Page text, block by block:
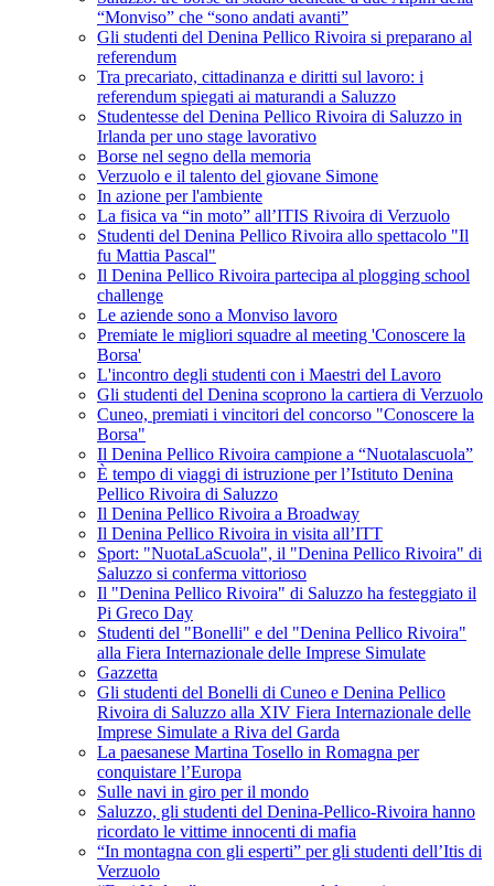
“Monviso” che “sono andati avanti”
Gli studenti del Denina Pellico Rivoira si preparano al
referendum
Tra precariato, cittadinanza e diritti sul lavoro: i
referendum spiegati ai maturandi a Saluzzo
Studentesse del Denina Pellico Rivoira di Saluzzo in
Irlanda per uno stage lavorativo
Borse nel segno della memoria
Verzuolo e il talento del giovane Simone
In azione per l'ambiente
La fisica va “in moto” all’ITIS Rivoira di Verzuolo
Studenti del Denina Pellico Rivoira allo spettacolo "Il
fu Mattia Pascal"
Il Denina Pellico Rivoira partecipa al plogging school
challenge
Le aziende sono a Monviso lavoro
Premiate le migliori squadre al meeting 'Conoscere la
Borsa'
L'incontro degli studenti con i Maestri del Lavoro
Gli studenti del Denina scoprono la cartiera di Verzuolo
Cuneo, premiati i vincitori del concorso "Conoscere la
Borsa"
Il Denina Pellico Rivoira campione a “Nuotalascuola”
È tempo di viaggi di istruzione per l’Istituto Denina
Pellico Rivoira di Saluzzo
Il Denina Pellico Rivoira a Broadway
Il Denina Pellico Rivoira in visita all’ITT
Sport: "NuotaLaScuola", il "Denina Pellico Rivoira" di
Saluzzo si conferma vittorioso
Il "Denina Pellico Rivoira" di Saluzzo ha festeggiato il
Pi Greco Day
Studenti del "Bonelli" e del "Denina Pellico Rivoira"
alla Fiera Internazionale delle Imprese Simulate
Gazzetta
Gli studenti del Bonelli di Cuneo e Denina Pellico
Rivoira di Saluzzo alla XIV Fiera Internazionale delle
Imprese Simulate a Riva del Garda
La paesanese Martina Tosello in Romagna per
conquistare l’Europa
Sulle navi in giro per il mondo
Saluzzo, gli studenti del Denina-Pellico-Rivoira hanno
ricordato le vittime innocenti di mafia
“In montagna con gli esperti” per gli studenti dell’Itis di
Verzuolo